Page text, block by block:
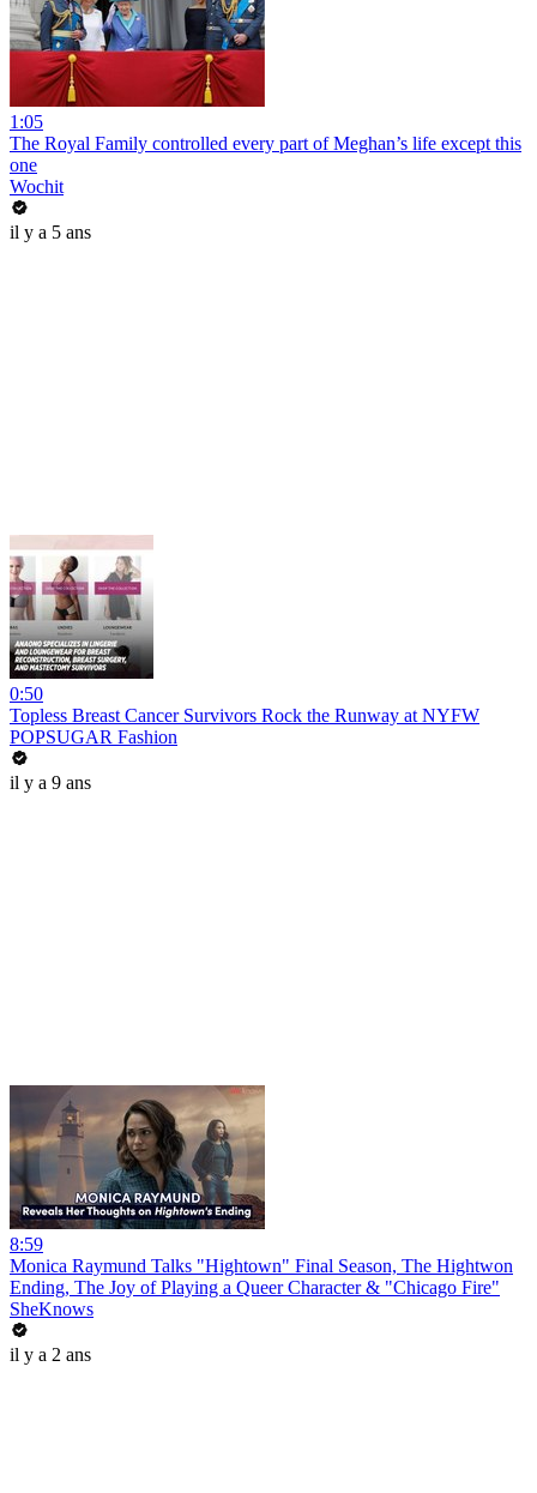
1:05
The Royal Family controlled every part of Meghan’s life except this
one
Wochit
il y a 5 ans
0:50
Topless Breast Cancer Survivors Rock the Runway at NYFW
POPSUGAR Fashion
il y a 9 ans
8:59
Monica Raymund Talks "Hightown" Final Season, The Hightwon
Ending, The Joy of Playing a Queer Character & "Chicago Fire"
SheKnows
il y a 2 ans